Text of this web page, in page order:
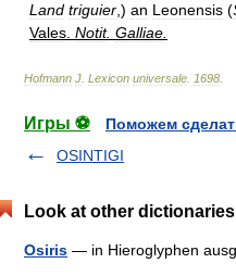
Land triguier ,) an Leonensis (
Vales Notit. Galliae
Hofmann J Lexicon universale 1698
Игры ⚽
Поможем
OSINTIGI
Look at other
Osiris — in Hieroglyphen